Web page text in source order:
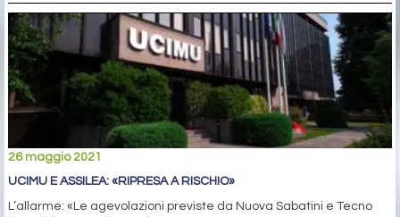
26 maggio 2021
UCIMU E ASSILEA: «RIPRESA A RISCHIO»
L’allarme: «Le agevolazioni previste da Nuova Sabatini e Tecno